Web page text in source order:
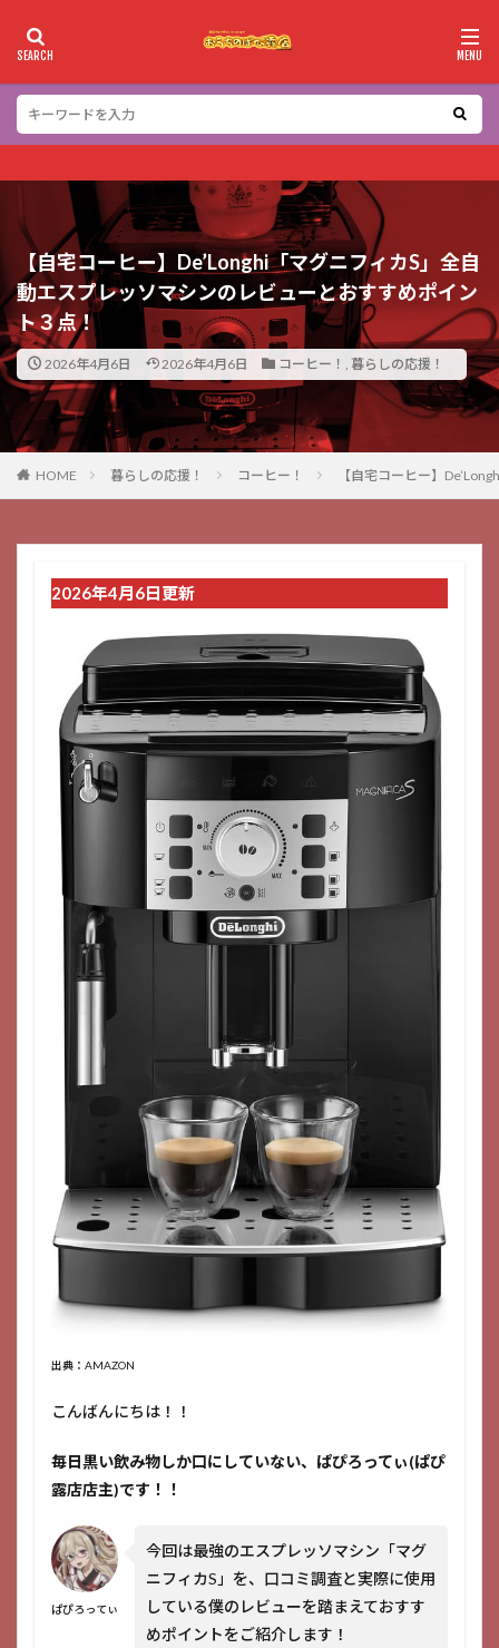
【自宅コーヒー】De’Longhi「マグニフィカS」全自
動エスプレッソマシンのレビューとおすすめポイン
ト３点！
2026年4月6日 2026年4月6日 コーヒー！ , 暮らしの応援！
HOME 暮らしの応援！ コーヒー！ 【自宅コーヒー】
2026年4月6日更新
出典：AMAZON
こんばんにちは！！
毎日黒い飲み物しか口にしていない、ぱぴろってぃ(ぱぴ
露店店主)です！！
ぱぴろってぃ
今回は最強のエスプレッソマシン「マグ
ニフィカS」を、口コミ調査と実際に使用
している僕のレビューを踏まえておすす
めポイントをご紹介します！
カテゴリー
検索